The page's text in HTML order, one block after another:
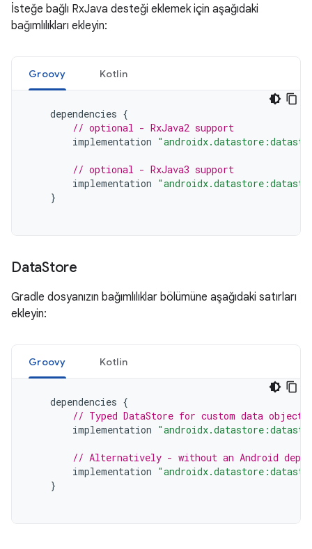
İsteğe bağlı RxJava desteği eklemek için aşağıdaki
bağımlılıkları ekleyin:
Groovy Kotlin
dependencies {
// optional - RxJava2 support
implementation
// optional - RxJava3 support
implementation
}
DataStore
Gradle dosyanızın bağımlılıklar bölümüne aşağıdaki satırları
ekleyin:
Groovy Kotlin
dependencies {
// Typed DataStore for custom data
implementation
// Alternatively - without an Android
implementation
}